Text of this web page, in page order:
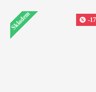
Skladem -